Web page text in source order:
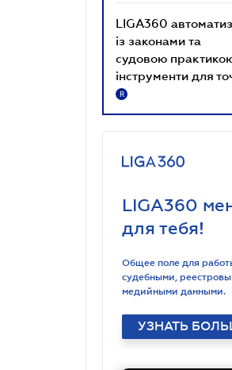
LIGA360
із законами та
судовою
інструменти для
R
LIGA360
для тебя!
Общее поле для
судебными,
медийными данными.
УЗНАТЬ